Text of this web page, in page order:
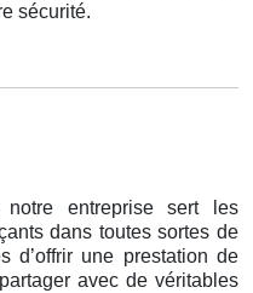
sécurité.
entreprise sert les
dans toutes sortes de
d’offrir une prestation de
avec de véritables